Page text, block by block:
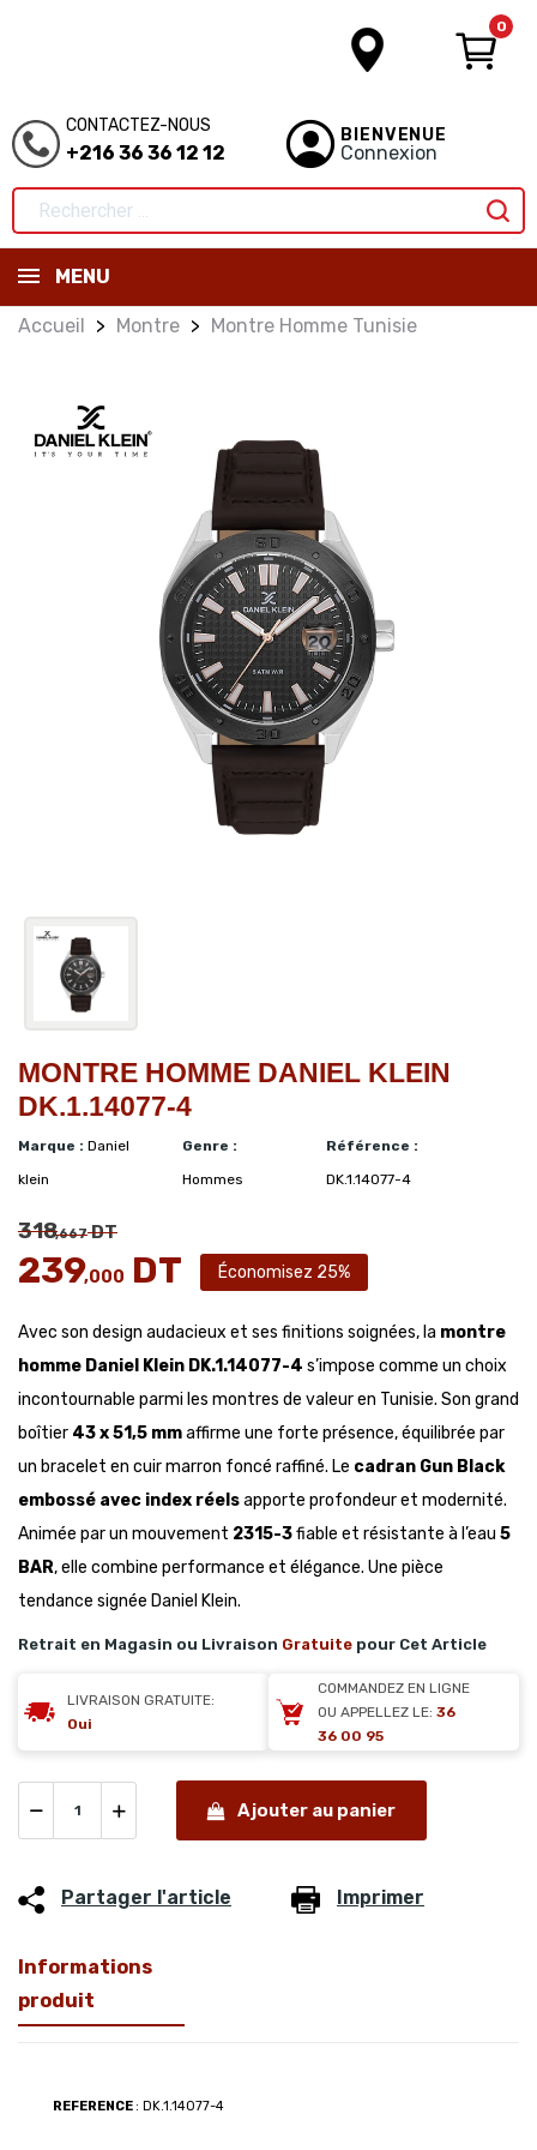
0
CONTACTEZ-NOUS
+216 36 36 12 12
BIENVENUE
Connexion
MENU
Accueil Montre Montre Homme Tunisie
MONTRE HOMME DANIEL KLEIN
DK.1.14077-4
Marque : Daniel
klein
Genre :
Hommes
Référence :
DK.1.14077-4
318,667DT
239,000 DT Économisez 25%
Avec son design audacieux et ses finitions soignées, la montre
homme Daniel Klein DK.1.14077-4 s’impose comme un choix
incontournable parmi les montres de valeur en Tunisie. Son grand
boîtier 43 x 51,5 mmaffirme une forte présence, équilibrée par
un bracelet en cuir marron foncé raffiné. Le cadran Gun Black
embossé avec index réelsapporte profondeur et modernité.
Animée par un mouvement 2315-3fiable et résistante à l’eau 5
BAR, elle combine performance et élégance. Une pièce
tendance signée Daniel Klein.
Retrait en Magasin ou Livraison Gratuite pour Cet Article
LIVRAISON GRATUITE:
Oui
COMMANDEZ EN LIGNE
OU APPELLEZ LE: 36
36 00 95
Ajouter au panier
Partager l'article Imprimer
Informations
produit
REFERENCE : DK.1.14077-4